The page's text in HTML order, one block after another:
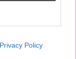
Privacy Policy